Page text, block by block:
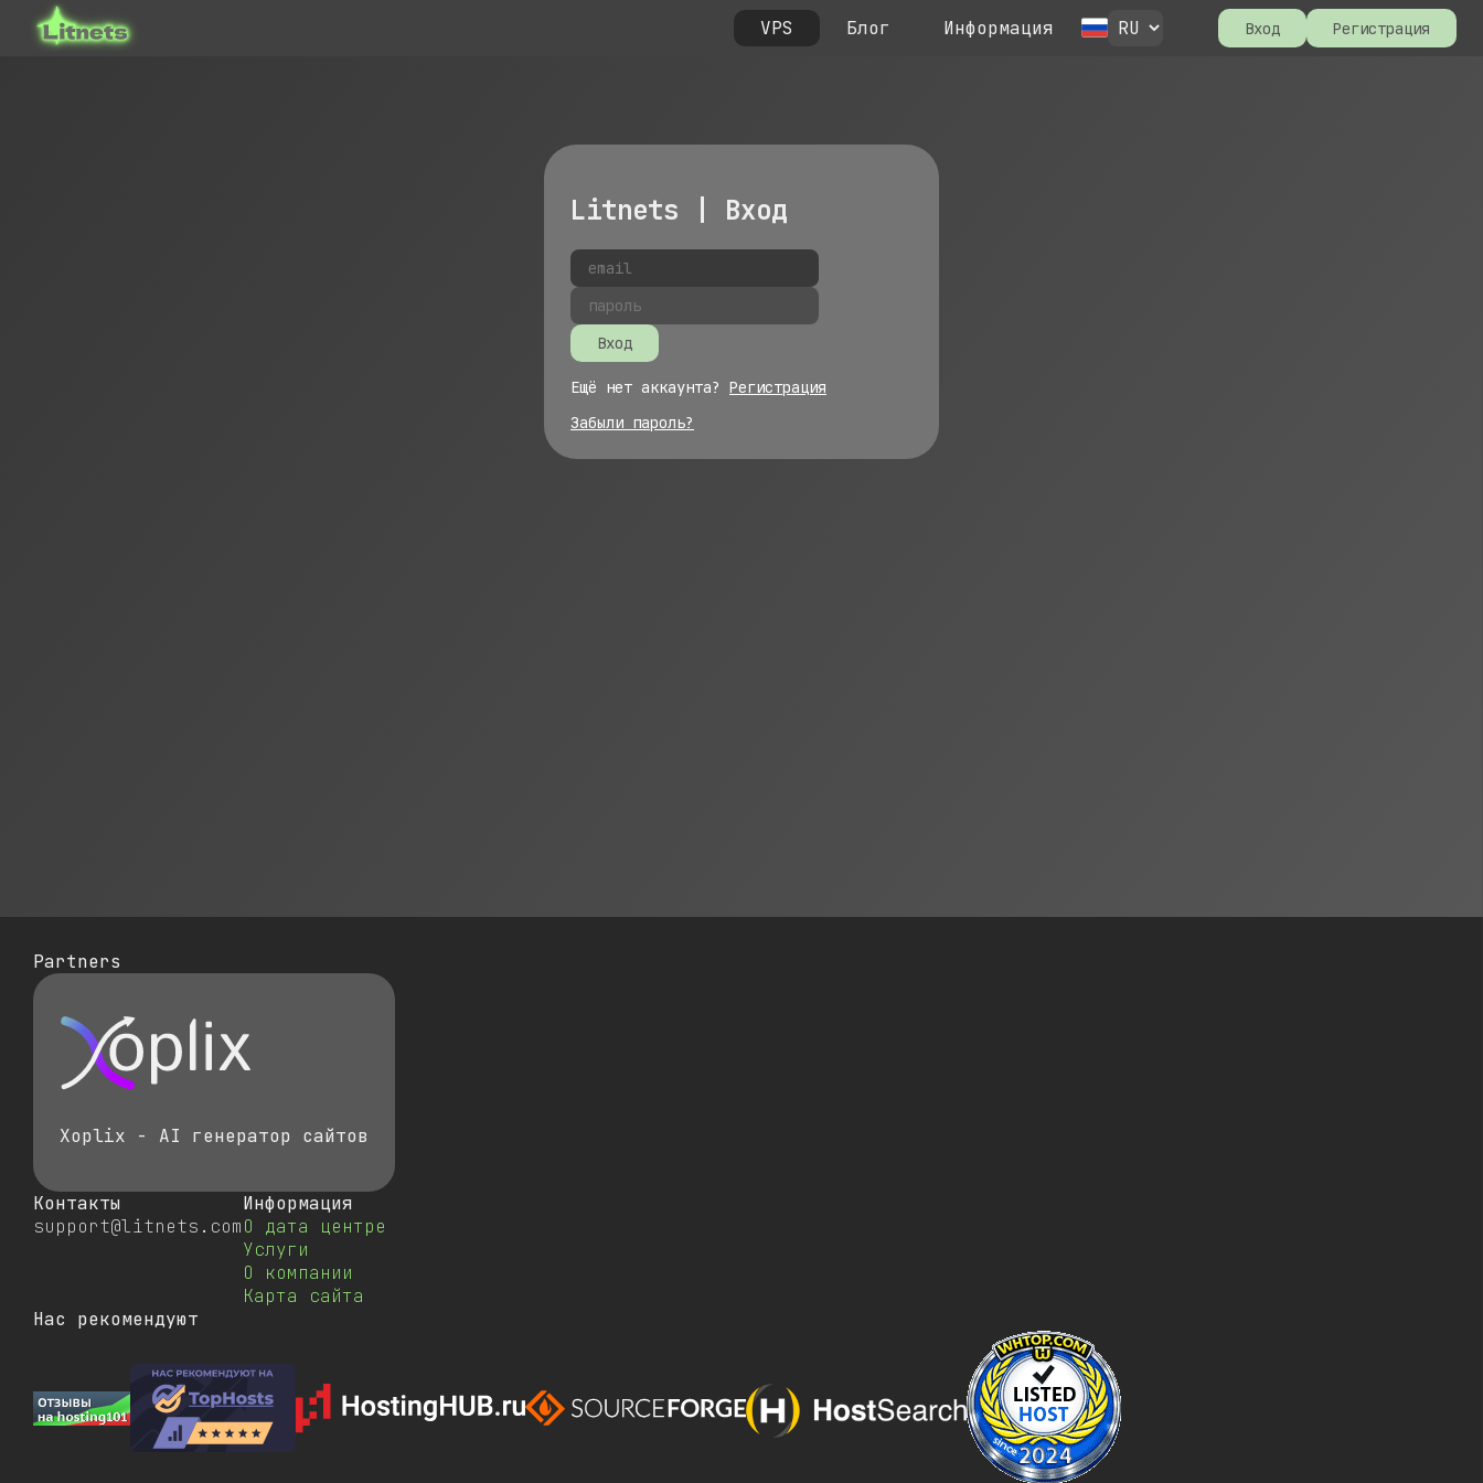
VPS Блог Информация Вход Регистрация
Litnets | Вход
Вход
Ещё нет аккаунта? Регистрация
Забыли пароль?
Partners
Xoplix - AI генератор сайтов
Контакты
support@litnets.com
Информация
О дата центре
Услуги
О компании
Карта сайта
Нас рекомендуют